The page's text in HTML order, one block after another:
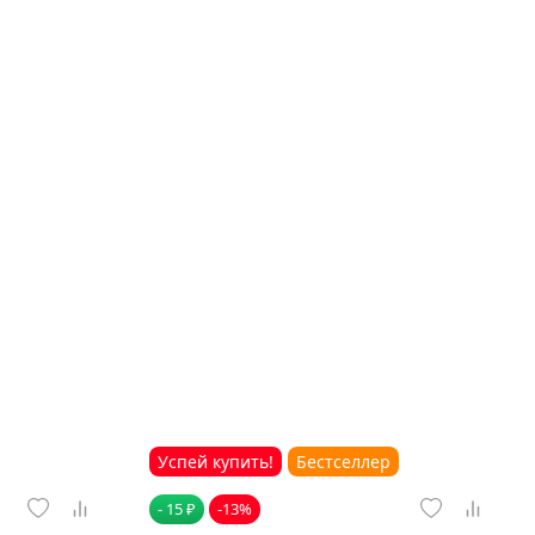
Успей купить! Бестселлер
- 15 ₽ -13%